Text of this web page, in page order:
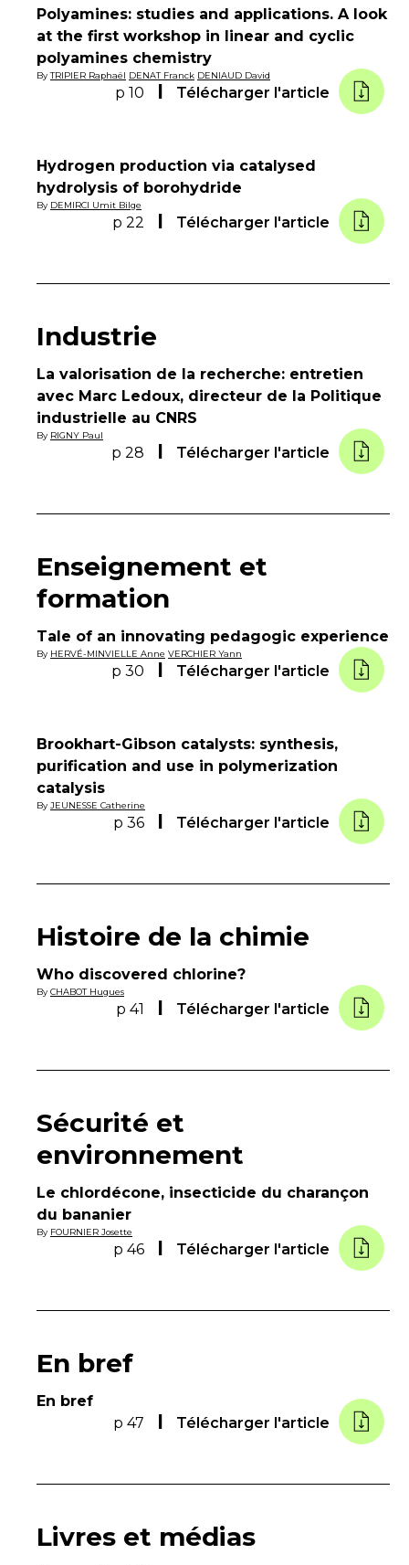
Polyamines: studies and applications. A look
at the first workshop in linear and cyclic
polyamines chemistry
ByTRIPIER Raphaël DENAT Franck DENIAUD David
p 10 Télécharger l'article
Hydrogen production via catalysed
hydrolysis of borohydride
By DEMIRCI Umit Bilge
p 22 Télécharger l'article
Industrie
La valorisation de la recherche: entretien
avec Marc Ledoux, directeur de la Politique
industrielle au CNRS
By RIGNY Paul
p 28 Télécharger l'article
Enseignement et
formation
Tale of an innovating pedagogic experience
By HERVÉ-MINVIELLE Anne VERCHIER Yann
p 30 Télécharger l'article
Brookhart-Gibson catalysts: synthesis,
purification and use in polymerization
catalysis
By JEUNESSE Catherine
p 36 Télécharger l'article
Histoire de la chimie
Who discovered chlorine?
By CHABOT Hugues
p 41 Télécharger l'article
Sécurité et
environnement
Le chlordécone, insecticide du charançon
du bananier
By FOURNIER Josette
p 46 Télécharger l'article
En bref
En bref
p 47
Télécharger l'article
Livres et médias